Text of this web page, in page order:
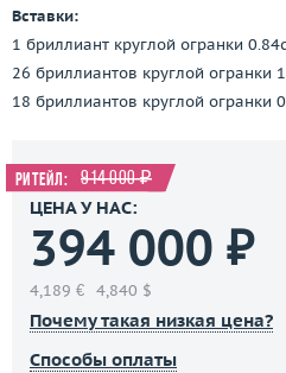
Вставки:
1 бриллиант круглой огранки
26 бриллиантов круглой огранки
18 бриллиантов круглой огранки
Ритейл: 914 000 ₽
ЦЕНА У НАС:
394 000 ₽
4,189 € 4,840 $
Почему такая низкая цена?
Способы оплаты